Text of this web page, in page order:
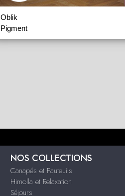
Oblik
Pigment
NOS COLLECTIONS
Canapés et Fauteuils
Himolla et Relaxation
Séjours